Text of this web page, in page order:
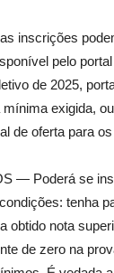
inscrições
pelo
de 2025,
mínima exigida,
de oferta para
— Poderá se
tenha
obtido nota
de zero na